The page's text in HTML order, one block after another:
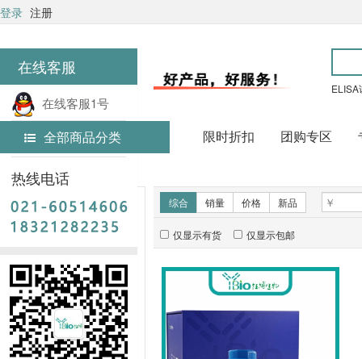
在线客服
在线客服1号
在线客服2号
热线电话
登录 注册
ELISA
全部商品分类 限时折扣 团购专区
首页
常用试剂
新品推荐
综合 销量 价格 新品
仅显示有货 仅显示包邮